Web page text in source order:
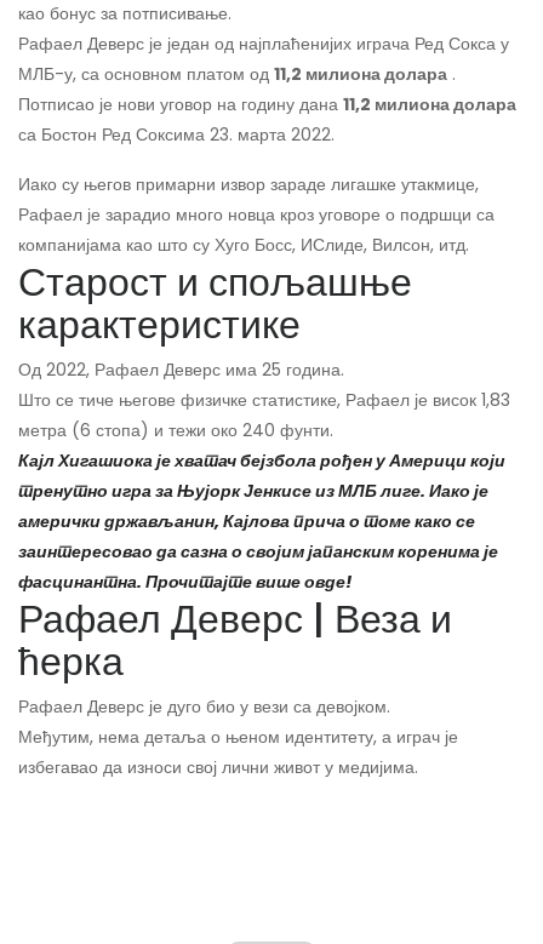
као бонус за потписивање.
Рафаел Деверс је један од најплаћенијих играча Ред Сокса у
МЛБ-у, са основном платом од 11,2 милиона долара .
Потписао је нови уговор на годину дана 11,2 милиона долара
са Бостон Ред Соксима 23. марта 2022.
Иако су његов примарни извор зараде лигашке утакмице,
Рафаел је зарадио много новца кроз уговоре о подршци са
компанијама као што су Хуго Босс, ИСлиде, Вилсон, итд.
Старост и спољашње
карактеристике
Од 2022, Рафаел Деверс има 25 година.
Што се тиче његове физичке статистике, Рафаел је висок 1,83
метра (6 стопа) и тежи око 240 фунти.
Кајл Хигашиока је хватач бејзбола рођен у Америци који
тренутно игра за Њујорк Јенкисе из МЛБ лиге. Иако је
амерички држављанин, Кајлова прича о томе како се
заинтересовао да сазна о својим јапанским коренима је
фасцинантна. Прочитајте више овде!
Рафаел Деверс | Веза и
ћерка
Рафаел Деверс је дуго био у вези са девојком.
Међутим, нема детаља о њеном идентитету, а играч је
избегавао да износи свој лични живот у медијима.